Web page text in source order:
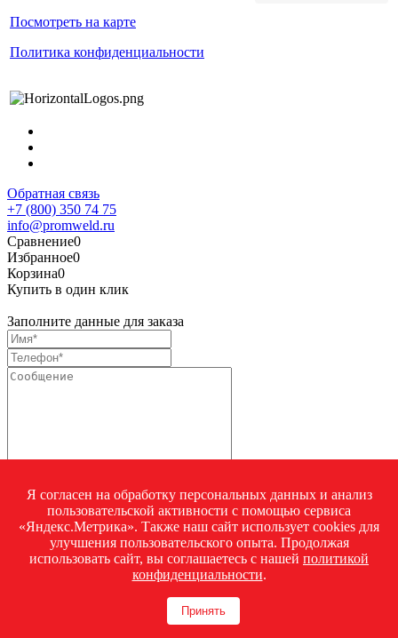
Посмотреть на карте
Политика конфиденциальности
Обратная связь
+7 (800) 350 74 75
info@promweld.ru
Сравнение0
Избранное0
Корзина0
Купить в один клик
Заполните данные для заказа
Я согласен наобработку персональных данных.*
Купить в один клик
Закрыть окно
Запросить стоимость товара
Заполните данные для запроса цены
Я согласен на обработку персональных данных и анализ
пользовательской активности с помощью сервиса
«Яндекс.Метрика». Также наш сайт использует cookies для
улучшения пользовательского опыта. Продолжая
использовать сайт, вы соглашаетесь с нашей политикой
конфиденциальности.
Принять